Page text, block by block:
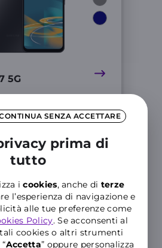
SENZA ACCETTARE
prima di
tutto
icookies, anche di terze
l’esperienza di navigazione e
alle tue preferenze come
Policy. Se acconsenti al
cookies o altri strumenti
Accetta” oppure personalizza
5G
Mobile
Luce&Gas
mobile e fino a 396€